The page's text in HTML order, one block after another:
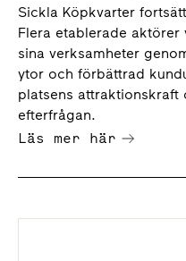
Sickla Köpkvarter
Flera etablerade aktörer
sina verksamheter
ytor och förbättrad
platsens attraktionskraft
efterfrågan.
Läs mer här